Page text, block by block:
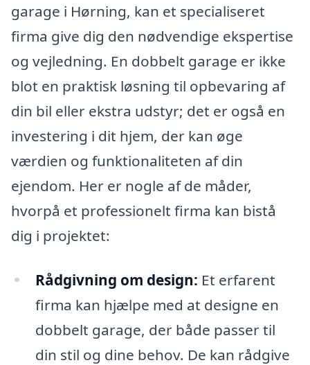
garage i Hørning, kan et specialiseret
firma give dig den nødvendige ekspertise
og vejledning. En dobbelt garage er ikke
blot en praktisk løsning til opbevaring af
din bil eller ekstra udstyr; det er også en
investering i dit hjem, der kan øge
værdien og funktionaliteten af din
ejendom. Her er nogle af de måder,
hvorpå et professionelt firma kan bistå
dig i projektet:
Rådgivning om design: Et erfarent
firma kan hjælpe med at designe en
dobbelt garage, der både passer til
din stil og dine behov. De kan rådgive